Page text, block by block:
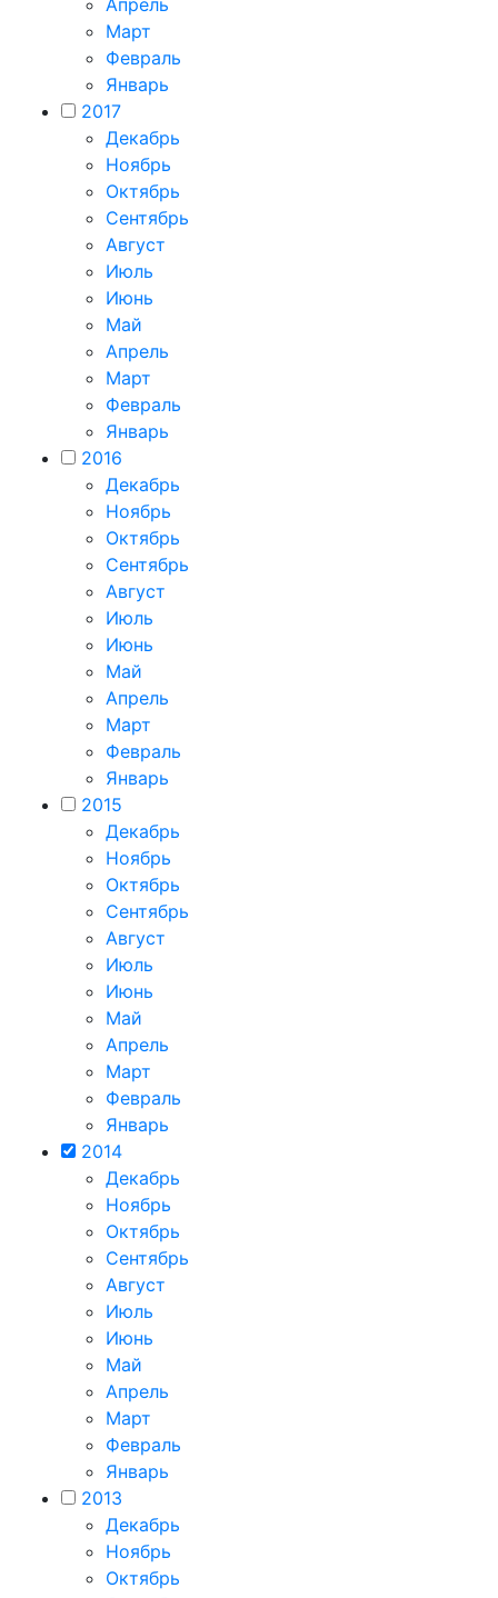
Март
Февраль
Январь
2017
Декабрь
Ноябрь
Октябрь
Сентябрь
Август
Июль
Июнь
Май
Апрель
Март
Февраль
Январь
2016
Декабрь
Ноябрь
Октябрь
Сентябрь
Август
Июль
Июнь
Май
Апрель
Март
Февраль
Январь
2015
Декабрь
Ноябрь
Октябрь
Сентябрь
Август
Июль
Июнь
Май
Апрель
Март
Февраль
Январь
2014
Декабрь
Ноябрь
Октябрь
Сентябрь
Август
Июль
Июнь
Май
Апрель
Март
Февраль
Январь
2013
Декабрь
Ноябрь
Октябрь